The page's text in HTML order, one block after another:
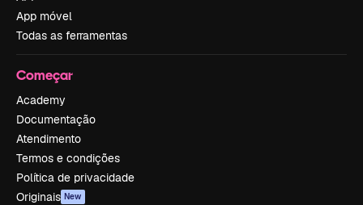
App móvel
Todas as ferramentas
Começar
Academy
Documentação
Atendimento
Termos e condições
Política de privacidade
Originais New